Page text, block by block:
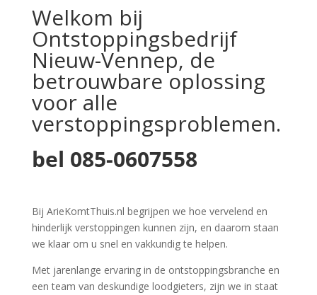
Welkom bij
Ontstoppingsbedrijf
Nieuw-Vennep, de
betrouwbare oplossing
voor alle
verstoppingsproblemen.
bel 085-0607558
Bij ArieKomtThuis.nl begrijpen we hoe vervelend en
hinderlijk verstoppingen kunnen zijn, en daarom staan
we klaar om u snel en vakkundig te helpen.
Met jarenlange ervaring in de ontstoppingsbranche en
een team van deskundige loodgieters, zijn we in staat